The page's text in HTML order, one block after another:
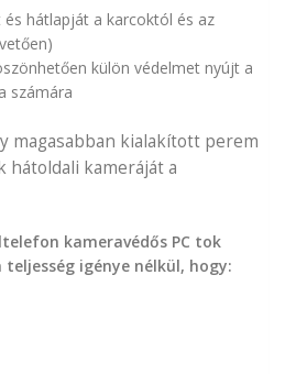
hátlapját a karcoktól és az
külön védelmet nyújt a
számára
magasabban kialakított perem
hátoldali kameráját a
kameravédős PC tok
igénye nélkül, hogy: